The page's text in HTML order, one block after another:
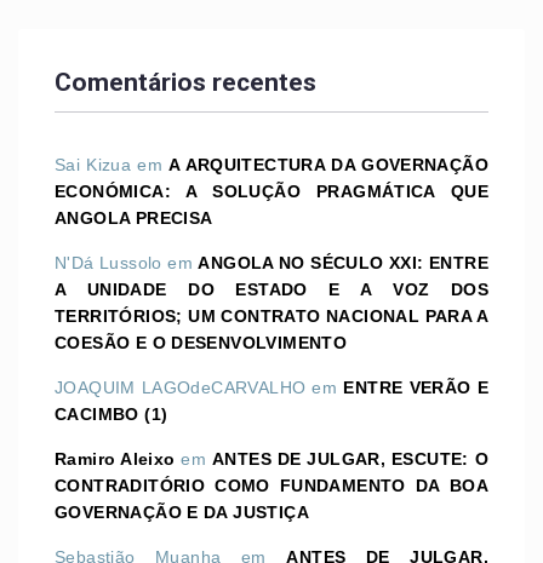
Comentários recentes
Sai Kizua emA ARQUITECTURA DA GOVERNAÇÃO
ECONÓMICA: A SOLUÇÃO PRAGMÁTICA QUE
ANGOLA PRECISA
N'Dá Lussolo emANGOLA NO SÉCULO XXI: ENTRE
A UNIDADE DO ESTADO E A VOZ DOS
TERRITÓRIOS; UM CONTRATO NACIONAL PARA A
COESÃO E O DESENVOLVIMENTO
JOAQUIM LAGOdeCARVALHO em ENTRE VERÃO E
CACIMBO (1)
Ramiro Aleixo emANTES DE JULGAR, ESCUTE: O
CONTRADITÓRIO COMO FUNDAMENTO DA BOA
GOVERNAÇÃO E DA JUSTIÇA
Sebastião Muanha emANTES DE JULGAR,